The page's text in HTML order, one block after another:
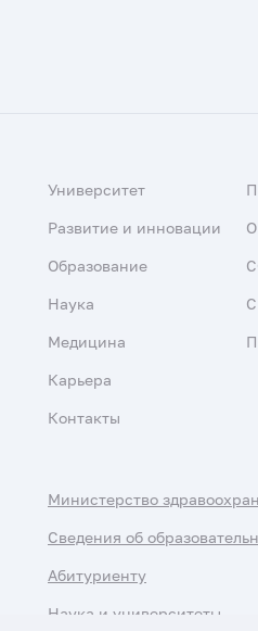
Университет
Развитие и инновации
Образование
Наука
Медицина
Карьера
Контакты
Министерство
Сведения об
Абитуриенту
Наука и университеты